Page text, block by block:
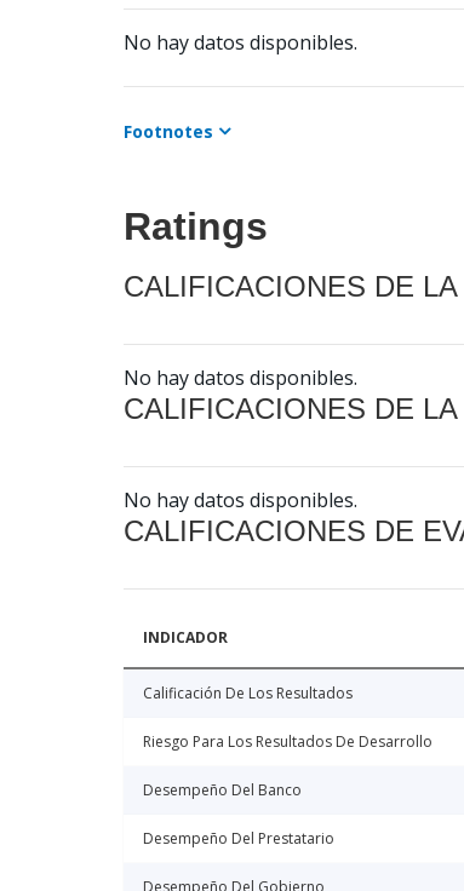
No hay datos disponibles.
Footnotes
Ratings
CALIFICACIONES DE
No hay datos disponibles.
CALIFICACIONES DE
No hay datos disponibles.
CALIFICACIONES DE
INDICADOR
Calificación De Los Resultados
Riesgo Para Los Resultados De Desarrollo
Desempeño Del Banco
Desempeño Del Prestatario